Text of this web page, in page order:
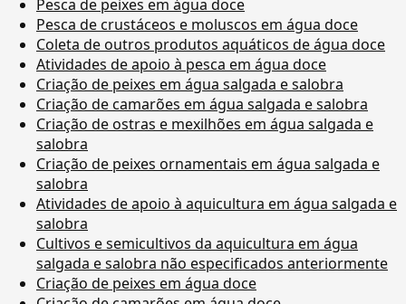
Pesca de peixes em água doce
Pesca de crustáceos e moluscos em água doce
Coleta de outros produtos aquáticos de água doce
Atividades de apoio à pesca em água doce
Criação de peixes em água salgada e salobra
Criação de camarões em água salgada e salobra
Criação de ostras e mexilhões em água salgada e
salobra
Criação de peixes ornamentais em água salgada e
salobra
Atividades de apoio à aquicultura em água salgada e
salobra
Cultivos e semicultivos da aquicultura em água
salgada e salobra não especificados anteriormente
Criação de peixes em água doce